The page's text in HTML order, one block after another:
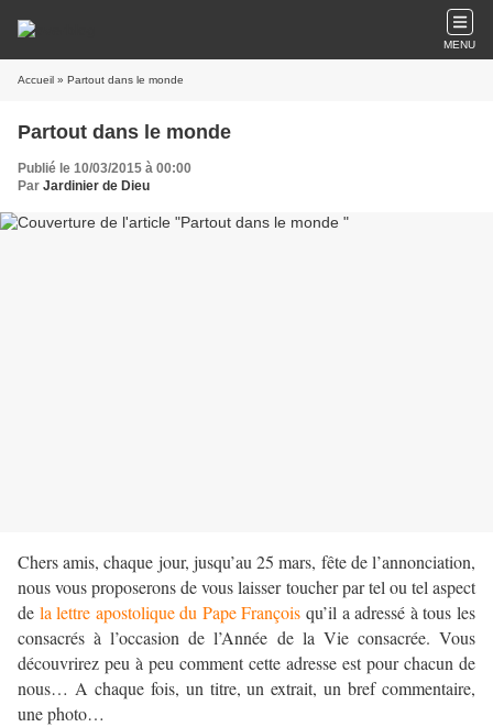
MENU
Accueil » Partout dans le monde
Partout dans le monde
Publié le 10/03/2015 à 00:00
Par Jardinier de Dieu
Chers amis, chaque jour, jusqu’au 25 mars, fête de l’annonciation,
nous vous proposerons de vous laisser toucher par tel ou tel aspect
de la lettre apostolique du Pape François qu’il a adressé à tous les
consacrés à l’occasion de l’Année de la Vie consacrée. Vous
découvrirez peu à peu comment cette adresse est pour chacun de
nous… A chaque fois, un titre, un extrait, un bref commentaire,
une photo…